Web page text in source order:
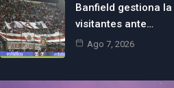
Banfield gestiona
visitantes ante…
Ago 7, 2026